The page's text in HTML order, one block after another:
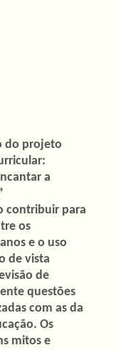
do projeto
a
contribuir para
os
e o uso
de vista
de
questões
com as da
Os
mitos e